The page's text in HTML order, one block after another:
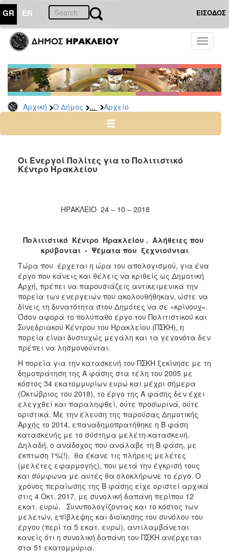
GR EN ΕΙΣΟΔΟΣ
Toggle
Αρχική Ο Δήμος ... Αρχείο
ΔΗΜΟΣ
Δημοτικές
Παρατάξεις
Αρχείο
Οι Ενεργοί Πολίτες για το Πολιτιστικό
Κέντρο Ηρακλείου
ΗΡΑΚΛΕΙΟ 24 – 10 – 2018
Πολιτιστικό Κέντρο Ηρακλείου . Αλήθειες που
κρύβονται - Ψέματα που ξεχνιούνται
Τώρα που έρχεται η ώρα του απολογισμού, για ένα
έργο που κάνεις και θέλεις να κριθείς ως Δημοτική
Αρχή, πρέπει να παρουσιάζεις αντικειμενικά την
πορεία των ενεργειών που ακολουθήθηκαν, ώστε να
δίνεις τη δυνατότητα στου Δημότες να σε «κρίνουν».
Όσον αφορά το πολύπαθο έργο του Πολιτιστικού και
Συνεδριακού Κέντρου του Ηρακλείου (ΠΣΚΗ), η
πορεία είναι δυστυχώς μεγάλη και τα γεγονότα δεν
πρέπει να λησμονούνται.
Η πορεία για την κατασκευή του ΠΣΚΗ ξεκίνησε με τη
δημοπράτηση της Α φάσης στα τέλη του 2005 με
κόστος 34 εκατομμυρίων ευρώ και μέχρι σήμερα
(Οκτώβριος του 2018), το έργο της Α φάσης δεν έχει
ελεγχθεί και παραληφθεί, ούτε προσωρινά, ούτε
οριστικά. Με την έλευση της παρούσας Δημοτικής
Αρχής το 2014, επαναδημοπρατήθηκε η Β φάση
κατασκευής με το σύστημα μελέτη-κατασκευή.
Δηλαδή, ο ανάδοχος που ανάλαβε τη Β φάση, με
έκπτωση 1%(!), θα έκανε τις πλήρεις μελέτες
(μελέτες εφαρμογής), που μετά την έγκρισή τους
και σύμφωνα με αυτές θα ολοκλήρωνε το έργο. Ο
χρόνος περαίωσης της Β φάσης είχε οριστεί αρχικά
στις 4 Οκτ. 2017, με συνολική δαπάνη περίπου 12
εκατ. ευρώ. Συνυπολογίζοντας και το κόστος των
μελετών, επίβλεψης και διοίκησης του συνόλου του
έργου (περί τα 5 εκατ. ευρώ), αντιλαμβάνεται
κανείς ότι η συνολική δαπάνη του ΠΣΚΗ ανέρχεται
στα 51 εκατομμύρια.